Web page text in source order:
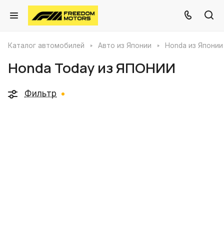
Каталог автомобилей Авто из Японии Honda из Японии
Honda Today из ЯПОНИИ
Фильтр